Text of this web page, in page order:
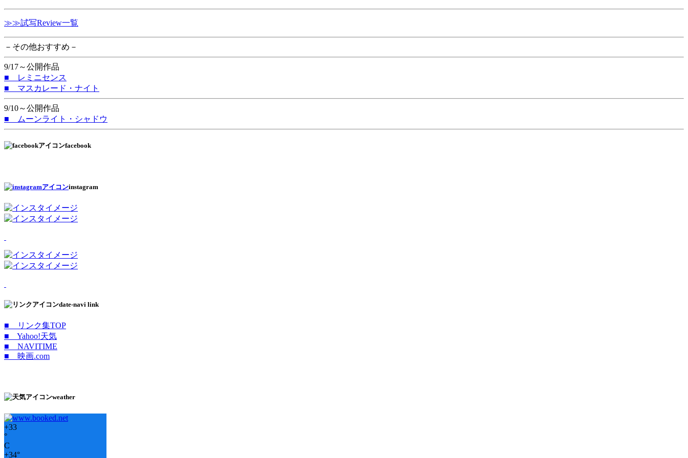
≫≫試写Review一覧
－その他おすすめ－
9/17～公開作品
■ レミニセンス
■ マスカレード・ナイト
9/10～公開作品
■ ムーンライト・シャドウ
facebook
instagram
date-navi link
■ リンク集TOP
■ Yahoo!天気
■ NAVITIME
■ 映画.com
weather
+33
°
C
+34°